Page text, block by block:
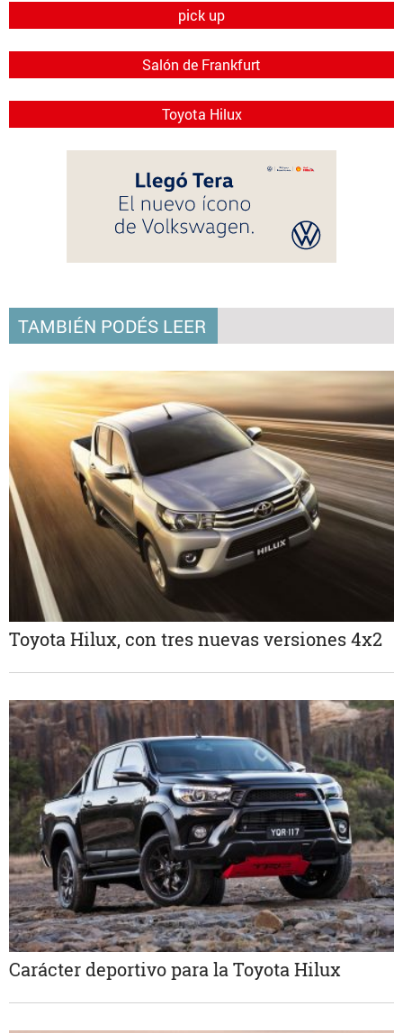
pick up
Salón de Frankfurt
Toyota Hilux
TAMBIÉN PODÉS LEER
Toyota Hilux, con tres nuevas versiones 4x2
Carácter deportivo para la Toyota Hilux